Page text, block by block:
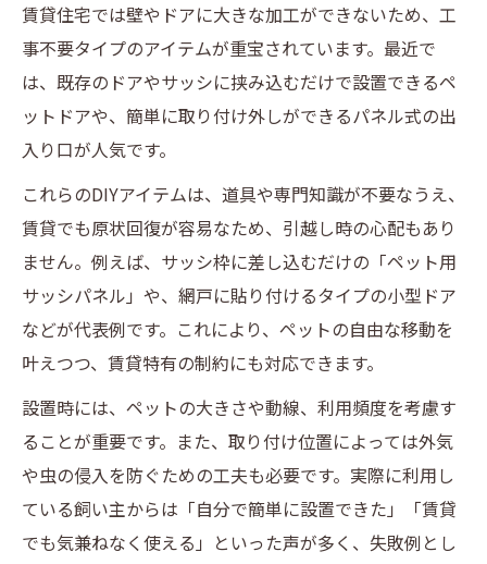
賃貸住宅では壁やドアに大きな加工ができないため、工
事不要タイプのアイテムが重宝されています。最近で
は、既存のドアやサッシに挟み込むだけで設置できるペ
ットドアや、簡単に取り付け外しができるパネル式の出
入り口が人気です。
これらのDIYアイテムは、道具や専門知識が不要なうえ、
賃貸でも原状回復が容易なため、引越し時の心配もあり
ません。例えば、サッシ枠に差し込むだけの「ペット用
サッシパネル」や、網戸に貼り付けるタイプの小型ドア
などが代表例です。これにより、ペットの自由な移動を
叶えつつ、賃貸特有の制約にも対応できます。
設置時には、ペットの大きさや動線、利用頻度を考慮す
ることが重要です。また、取り付け位置によっては外気
や虫の侵入を防ぐための工夫も必要です。実際に利用し
ている飼い主からは「自分で簡単に設置できた」「賃貸
でも気兼ねなく使える」といった声が多く、失敗例とし